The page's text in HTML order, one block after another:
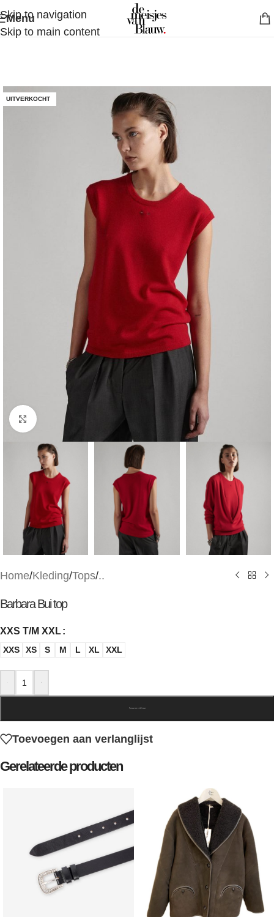
Skip to navigation
Skip to main content
Menu
UITVERKOCHT
Klik om te vergroten
Home/Kleding/Tops/..
Barbara Bui top
XXS T/M XXL
XXS XS S M L XL XXL
Toevoegen aan verlanglijst
Gerelateerde producten